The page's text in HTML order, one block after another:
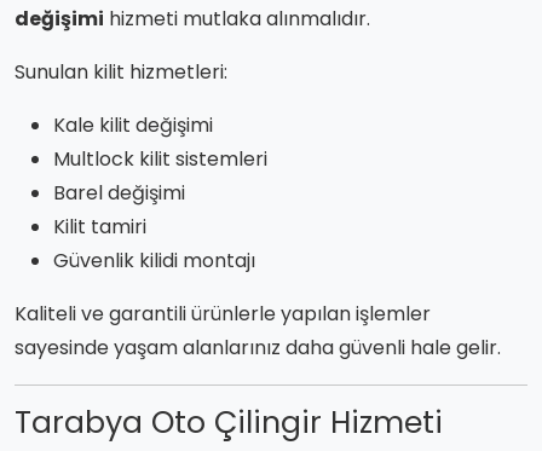
değişimi hizmeti mutlaka alınmalıdır.
Sunulan kilit hizmetleri:
Kale kilit değişimi
Multlock kilit sistemleri
Barel değişimi
Kilit tamiri
Güvenlik kilidi montajı
Kaliteli ve garantili ürünlerle yapılan işlemler
sayesinde yaşam alanlarınız daha güvenli hale gelir.
Tarabya Oto Çilingir Hizmeti